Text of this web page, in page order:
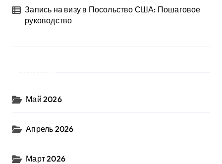
Запись на визу в Посольство США: Пошаговое
руководство
Май 2026
Апрель 2026
Март 2026